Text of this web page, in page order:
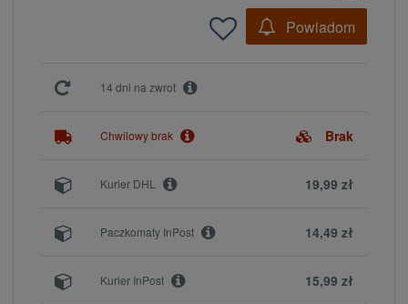
Powiadom
14 dni na zwrot
Brak
Chwilowy brak
19,99 zł
Kurier DHL
14,49 zł
Paczkomaty InPost
15,99 zł
Kurier InPost